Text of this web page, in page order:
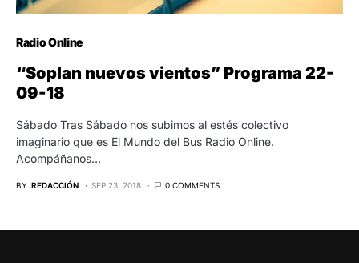
Radio Online
“Soplan nuevos vientos” Programa 22-
09-18
Sábado Tras Sábado nos subimos al estés colectivo
imaginario que es El Mundo del Bus Radio Online.
Acompáñanos…
BY REDACCIÓN SEP 23, 2018 0 COMMENTS